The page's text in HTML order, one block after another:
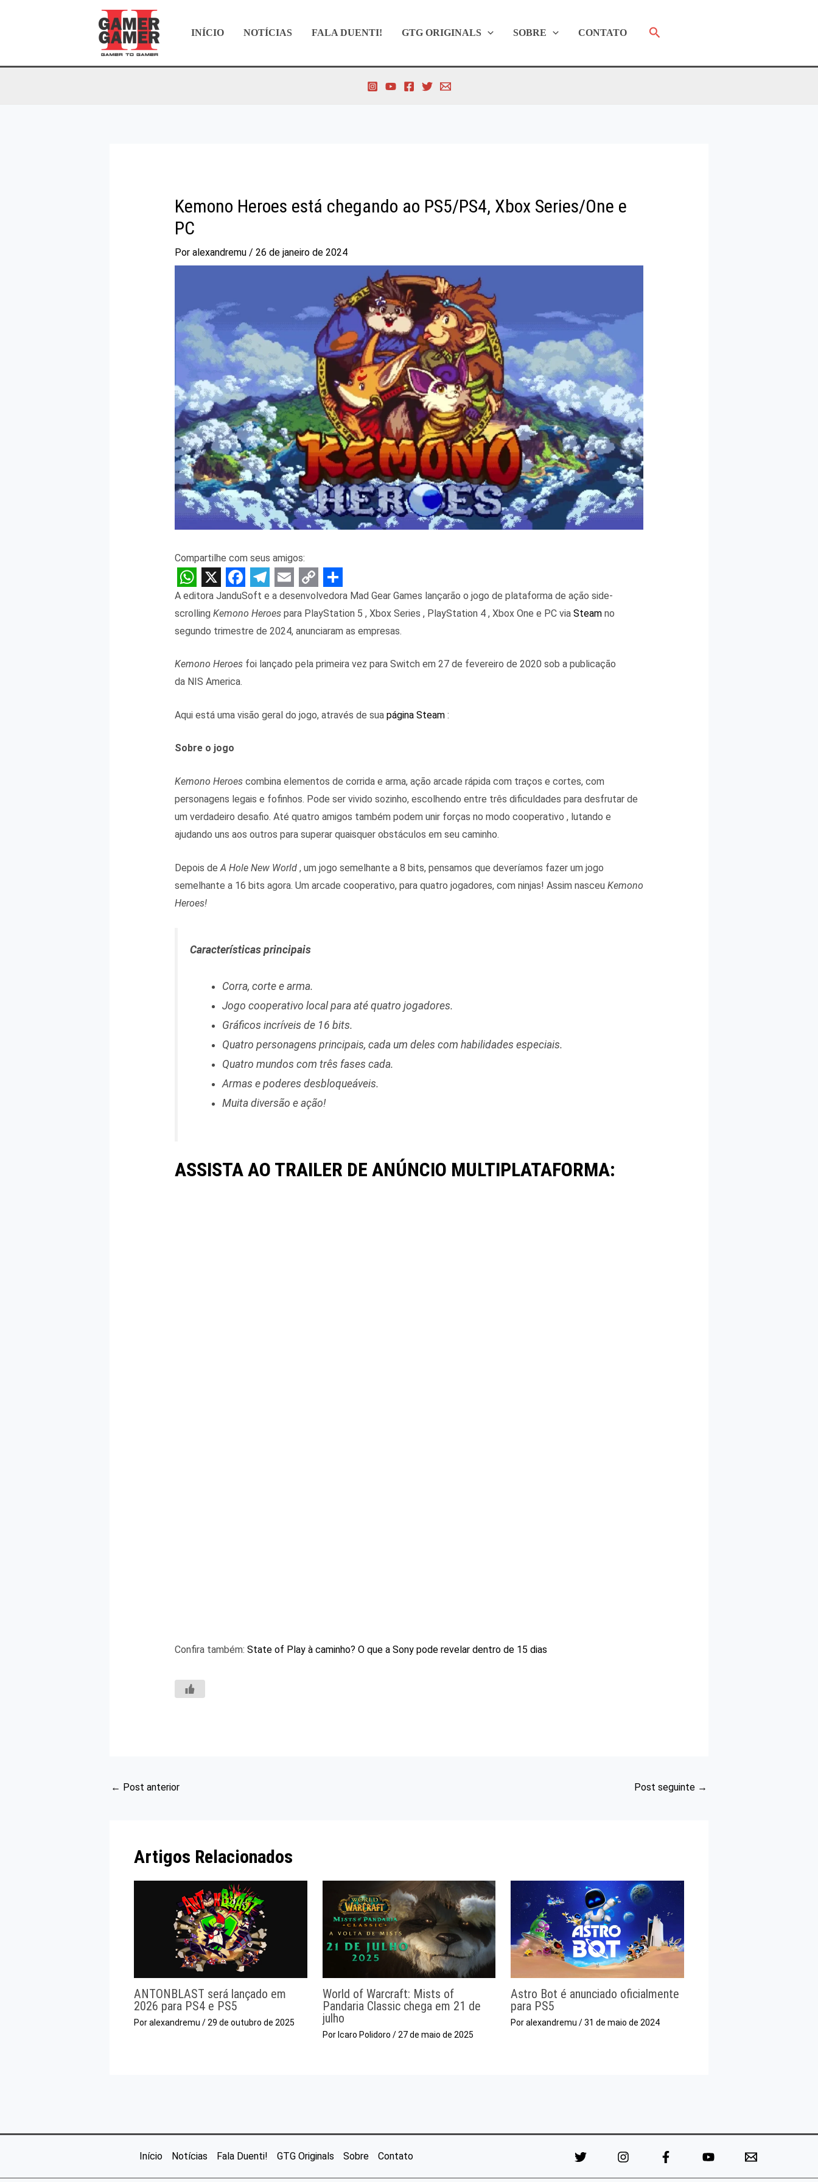
INÍCIO NOTÍCIAS FALA DUENTI! GTG ORIGINALS SOBRE CONTATO Pesquisar
Kemono Heroes está chegando ao PS5/PS4, Xbox Series/One e
PC
Por alexandremu / 26 de janeiro de 2024
Compartilhe com seus amigos:
W
h
a
t
s
p
X F
a
c
b
o
T
e
l
e
g
a
E
m
a
l
C
o
p
y
L
n
S
h
a
r
e
A editora JanduSoft e a desenvolvedora Mad Gear Games lançarão o jogo de plataforma de ação side-
scrolling Kemono Heroespara PlayStation 5 , Xbox Series , PlayStation 4 , Xbox One e PC via Steamno
segundo trimestre de 2024, anunciaram as empresas.
Kemono Heroesfoi lançado pela primeira vez para Switch em 27 de fevereiro de 2020 sob a publicação
da NIS America.
Aqui está uma visão geral do jogo, através de sua página Steam:
Sobre o jogo
Kemono Heroescombina elementos de corrida e arma, ação arcade rápida com traços e cortes, com
personagens legais e fofinhos. Pode ser vivido sozinho, escolhendo entre três dificuldades para desfrutar de
um verdadeiro desafio. Até quatro amigos também podem unir forças no modo cooperativo , lutando e
ajudando uns aos outros para superar quaisquer obstáculos em seu caminho.
Depois de A Hole New World, um jogo semelhante a 8 bits, pensamos que deveríamos fazer um jogo
semelhante a 16 bits agora. Um arcade cooperativo, para quatro jogadores, com ninjas! Assim nasceu Kemono
Heroes!
Características principais
Corra, corte e arma.
Jogo cooperativo local para até quatro jogadores.
Gráficos incríveis de 16 bits.
Quatro personagens principais, cada um deles com habilidades especiais.
Quatro mundos com três fases cada.
Armas e poderes desbloqueáveis.
Muita diversão e ação!
ASSISTA AO TRAILER DE ANÚNCIO MULTIPLATAFORMA:
Confira também: State of Play à caminho? O que a Sony pode revelar dentro de 15 dias
← Post anterior Post seguinte →
Artigos Relacionados
ANTONBLAST será lançado em
2026 para PS4 e PS5
Poralexandremu / 29 de outubro de 2025
World of Warcraft: Mists of
Pandaria Classic chega em 21 de
julho
Por Icaro Polidoro / 27 de maio de 2025
Astro Bot é anunciado oficialmente
para PS5
Poralexandremu/31 de maio de 2024
Início Notícias Fala Duenti! GTG Originals Sobre Contato